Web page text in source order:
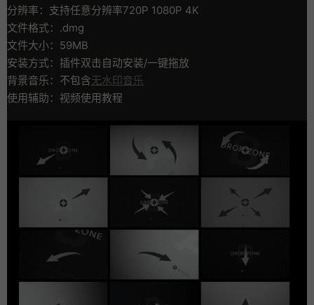
分辨率：支持任意分辨率720P 1080P 4K
文件格式：.dmg
文件大小：59MB
安装方式：插件双击自动安装/一键拖放
背景音乐：不包含无水印音乐
使用辅助：视频使用教程